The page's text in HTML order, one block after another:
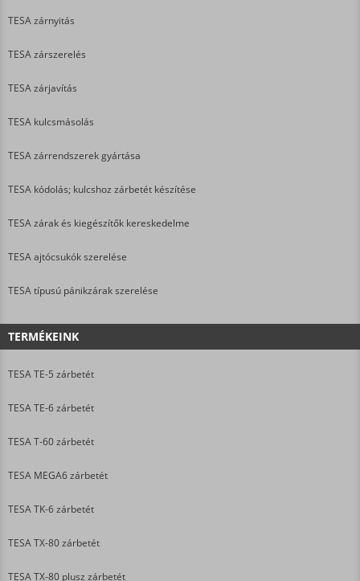
TESA zárnyitás
TESA zárszerelés
TESA zárjavítás
TESA kulcsmásolás
TESA zárrendszerek gyártása
TESA kódolás; kulcshoz zárbetét készítése
TESA zárak és kiegészítők kereskedelme
TESA ajtócsukók szerelése
TESA típusú pánikzárak szerelése
TERMÉKEINK
TESA TE-5 zárbetét
TESA TE-6 zárbetét
TESA T-60 zárbetét
TESA MEGA6 zárbetét
TESA TK-6 zárbetét
TESA TX-80 zárbetét
TESA TX-80 plusz zárbetét